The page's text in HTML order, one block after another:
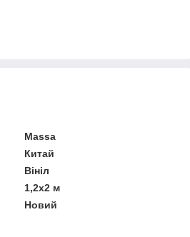
Massa
Китай
Вініл
1,2х2 м
Новий